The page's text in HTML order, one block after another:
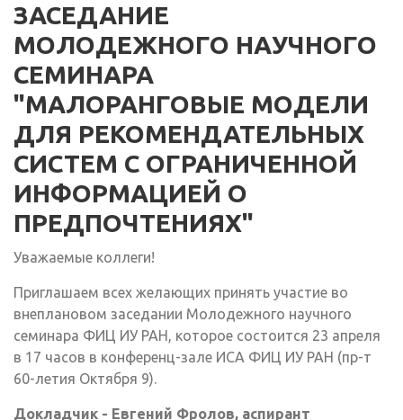
ЗАСЕДАНИЕ
МОЛОДЕЖНОГО НАУЧНОГО
СЕМИНАРА
"МАЛОРАНГОВЫЕ МОДЕЛИ
ДЛЯ РЕКОМЕНДАТЕЛЬНЫХ
СИСТЕМ С ОГРАНИЧЕННОЙ
ИНФОРМАЦИЕЙ О
ПРЕДПОЧТЕНИЯХ"
Уважаемые коллеги!
Приглашаем всех желающих принять участие во
внеплановом заседании Молодежного научного
семинара ФИЦ ИУ РАН, которое состоится 23 апреля
в 17 часов в конференц-зале ИСА ФИЦ ИУ РАН (пр-т
60-летия Октября 9).
Докладчик - Евгений Фролов, аспирант